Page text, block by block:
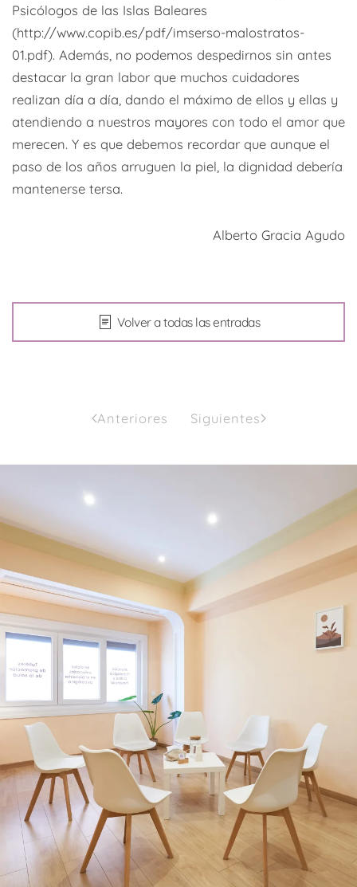
Psicólogos de las Islas Baleares
(http://www.copib.es/pdf/imserso-malostratos-
01.pdf). Además, no podemos despedirnos sin antes
destacar la gran labor que muchos cuidadores
realizan día a día, dando el máximo de ellos y ellas y
atendiendo a nuestros mayores con todo el amor que
merecen. Y es que debemos recordar que aunque el
paso de los años arruguen la piel, la dignidad debería
mantenerse tersa.
Alberto Gracia Agudo
Volver a todas las entradas
Anteriores Siguientes